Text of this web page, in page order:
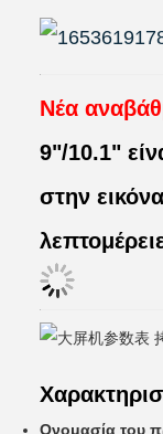
Νέα
9"/10.1"
στην
Ονομασία του